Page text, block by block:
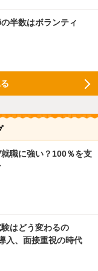
半数はボランティ
職に強い？100％を支
験はどう変わるの
入、面接重視の時代